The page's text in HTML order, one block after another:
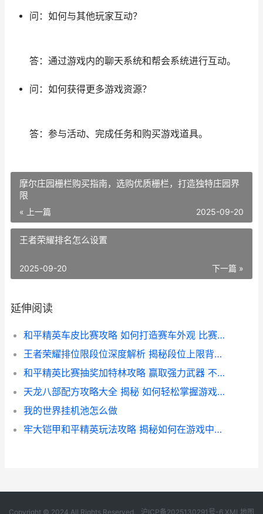
问：如何与其他玩家互动？
答：通过游戏内的聊天系统和帮会系统进行互动。
问：如何获得更多游戏资源？
答：参与活动、完成任务和购买游戏道具。
摩尔庄园栅栏购买指南，选购优质栅栏，打造独特庄园界
限
« 上一篇 2025-09-20
王者荣耀排名怎么设置
下一篇 »
2025-09-20
延伸阅读
和平精英车皮比赛攻略 如何打造赛车外观 比赛技巧大揭秘
王者荣耀排位限段位深度解析 揭秘段位上限背后的游戏平衡策略
和平精英比赛抽奖加特林攻略 赢取强力武器 不容错过的抽奖活动揭秘
天龙八部配方攻略大全 揭秘 如何轻松掌握游戏内高级配方 提升战斗力
我的世界挂机池怎么做
牢大铠甲和平精英玩法攻略 揭秘如何在游戏中穿戴牢大铠甲提升战斗力
Copyright © 2024 All Rights Reserved. 沪ICP备2025130291号-6 XML地图